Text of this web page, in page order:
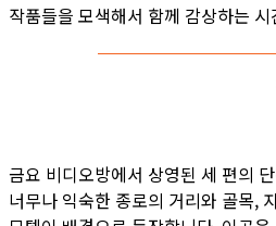
작품들을 모색해서 함께 감상하는
금요 비디오방에서 상영된 세 편의
너무나 익숙한 종로의 거리와 골목,